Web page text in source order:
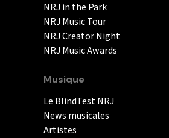
NRJ in the Park
NRJ Music Tour
NRJ Creator Night
NRJ Music Awards
Musique
Le BlindTest NRJ
News musicales
Artistes